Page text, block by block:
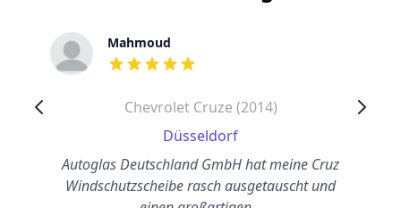
Mahmoud
out of 5 stars
Chevrolet Cruze (2014)
Düsseldorf
Autoglas Deutschland GmbH hat meine Cruz
Windschutzscheibe rasch ausgetauscht und